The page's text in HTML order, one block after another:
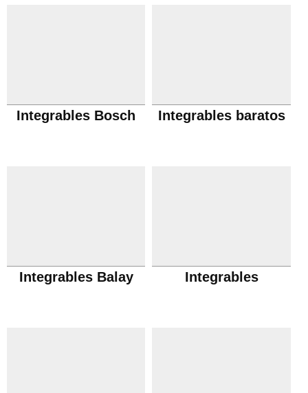
Integrables Bosch Integrables baratos
Integrables Balay Integrables